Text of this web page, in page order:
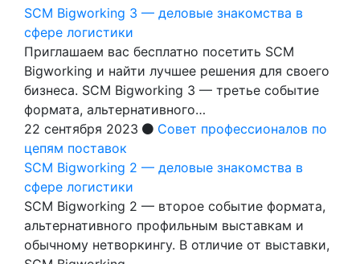
SCM Bigworking 3 — деловые знакомства в
сфере логистики
Приглашаем вас бесплатно посетить SCM
Bigworking и найти лучшее решения для своего
бизнеса. SCM Bigworking 3 — третье событие
формата, альтернативного…
22 сентября 2023
Совет профессионалов по
цепям поставок
SCM Bigworking 2 — деловые знакомства в
сфере логистики
SCM Bigworking 2 — второе событие формата,
альтернативного профильным выставкам и
обычному нетворкингу. В отличие от выставки,